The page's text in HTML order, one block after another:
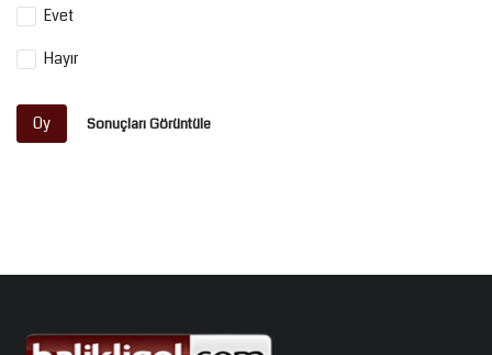
Evet
Hayır
Oy Sonuçları Görüntüle